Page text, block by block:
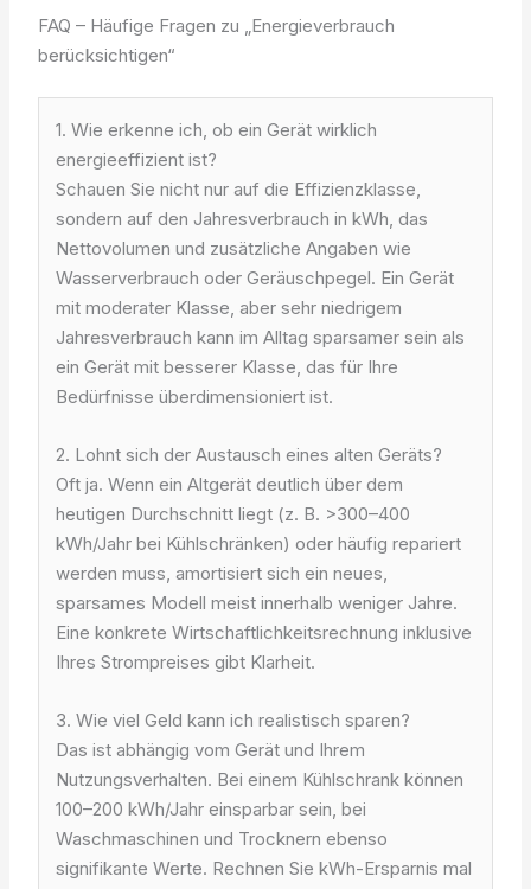
FAQ – Häufige Fragen zu „Energieverbrauch
berücksichtigen“
1. Wie erkenne ich, ob ein Gerät wirklich
energieeffizient ist?
Schauen Sie nicht nur auf die Effizienzklasse,
sondern auf den Jahresverbrauch in kWh, das
Nettovolumen und zusätzliche Angaben wie
Wasserverbrauch oder Geräuschpegel. Ein Gerät
mit moderater Klasse, aber sehr niedrigem
Jahresverbrauch kann im Alltag sparsamer sein als
ein Gerät mit besserer Klasse, das für Ihre
Bedürfnisse überdimensioniert ist.
2. Lohnt sich der Austausch eines alten Geräts?
Oft ja. Wenn ein Altgerät deutlich über dem
heutigen Durchschnitt liegt (z. B. >300–400
kWh/Jahr bei Kühlschränken) oder häufig repariert
werden muss, amortisiert sich ein neues,
sparsames Modell meist innerhalb weniger Jahre.
Eine konkrete Wirtschaftlichkeitsrechnung inklusive
Ihres Strompreises gibt Klarheit.
3. Wie viel Geld kann ich realistisch sparen?
Das ist abhängig vom Gerät und Ihrem
Nutzungsverhalten. Bei einem Kühlschrank können
100–200 kWh/Jahr einsparbar sein, bei
Waschmaschinen und Trocknern ebenso
signifikante Werte. Rechnen Sie kWh-Ersparnis mal